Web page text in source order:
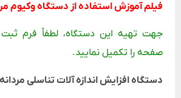
فیلم آموزش استفاده از دستگاه وکیوم
جهت تهیه این دستگاه، لطفاً فرم
صفحه را تکمیل نمایید.
دستگاه افزایش اندازه آلات تناسلی مردانه